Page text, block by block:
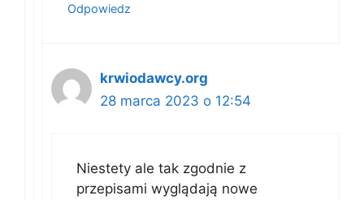
Odpowiedz
krwiodawcy.org
28 marca 2023 o 12:54
Niestety ale tak zgodnie z
przepisami wyglądają nowe